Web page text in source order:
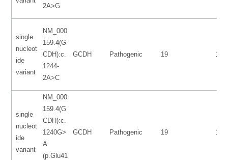
2A>G
single
nucleot
ide
variant
NM_000
159.4(G
CDH):c.
1244-
2A>C
GCDH Pathogenic 19
single
nucleot
ide
variant
NM_000
159.4(G
CDH):c.
1240G>
A
(p.Glu41
GCDH Pathogenic 19